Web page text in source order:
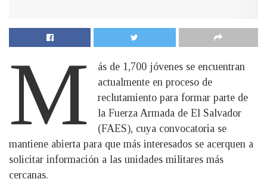
M
ás de 1,700 jóvenes se encuentran
actualmente en proceso de
reclutamiento para formar parte de
la Fuerza Armada de El Salvador
(FAES), cuya convocatoria se
mantiene abierta para que más interesados se acerquen a
solicitar información a las unidades militares más
cercanas.